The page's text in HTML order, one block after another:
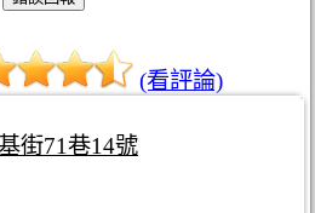
(看評論)
街71巷14號